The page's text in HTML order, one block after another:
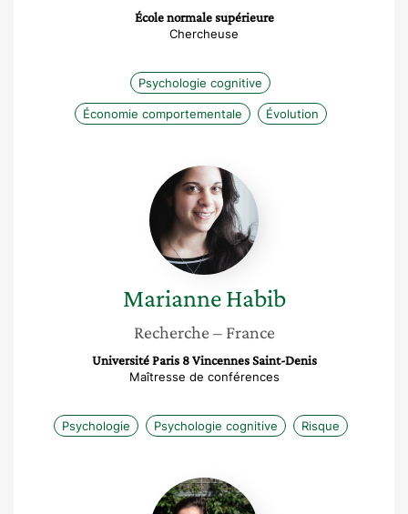
École normale supérieure
Chercheuse
Psychologie cognitive
Économie comportementale Évolution
Marianne
Habib
Marianne Habib
Recherche – France
Université Paris 8 Vincennes Saint-Denis
Maîtresse de conférences
Psychologie Psychologie cognitive Risque
Mathilde
Mus